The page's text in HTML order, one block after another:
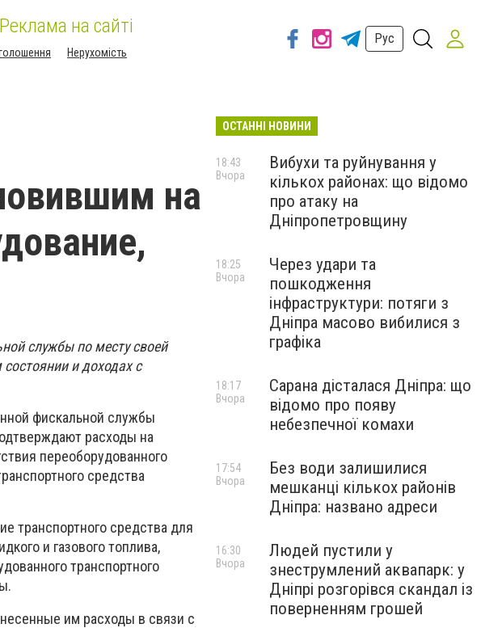
Реклама на сайті
Нерухомість
Рус
на
службы по месту своей
и доходах с
фискальной службы
расходы на
переоборудованного
средства
транспортного средства для
и газового топлива,
транспортного
им расходы в связи с
ОСТАННІ НОВИНИ
Вибухи та руйнування у
кількох районах: що відомо
про атаку на
Дніпропетровщину
18:43
Вчора
Через удари та
пошкодження
інфраструктури: потяги з
Дніпра масово вибилися з
графіка
18:25
Вчора
Сарана дісталася Дніпра: що
відомо про появу
небезпечної комахи
18:17
Вчора
Без води залишилися
мешканці кількох районів
Дніпра: названо адреси
17:54
Вчора
Людей пустили у
знеструмлений аквапарк: у
Дніпрі розгорівся скандал із
поверненням грошей
16:30
Вчора